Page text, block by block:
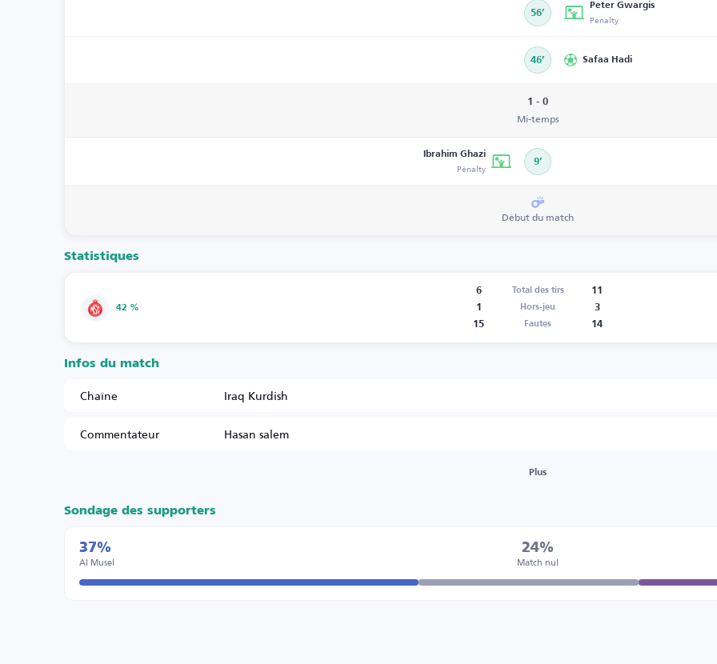
56’
Peter Gwargis
Pénalty
46’ Safaa Hadi
1 - 0
Mi-temps
Ibrahim Ghazi
Pénalty 9’
Début du match
Statistiques
42 %
6 Total des tirs
11
1
Hors-jeu
3
15
Fautes 14
Infos du match
Chaîne
Iraq Kurdish
Commentateur
Hasan salem
Plus
Sondage des supporters
37%
Al Musel
24%
Match nul